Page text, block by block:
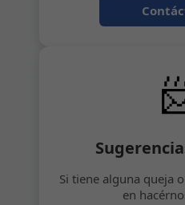
Si tiene alguna queja
en